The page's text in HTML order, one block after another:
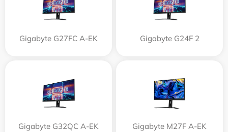
Gigabyte G27FC A-EK Gigabyte G24F 2
Gigabyte G32QC A-EK Gigabyte M27F A-EK